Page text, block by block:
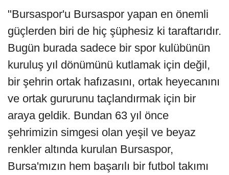
"Bursaspor'u Bursaspor yapan en önemli
güçlerden biri de hiç şüphesiz ki taraftarıdır.
Bugün burada sadece bir spor kulübünün
kuruluş yıl dönümünü kutlamak için değil,
bir şehrin ortak hafızasını, ortak heyecanını
ve ortak gururunu taçlandırmak için bir
araya geldik. Bundan 63 yıl önce
şehrimizin simgesi olan yeşil ve beyaz
renkler altında kurulan Bursaspor,
Bursa'mızın hem başarılı bir futbol takımı